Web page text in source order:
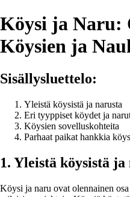
Köysi ja Naru:
Köysien ja
Sisällysluettelo:
Yleistä köysistä ja narusta
Eri tyyppiset köydet ja
Köysien sovelluskohteita
Parhaat paikat hankkia
1. Yleistä köysistä ja
Köysi ja naru ovat olennainen